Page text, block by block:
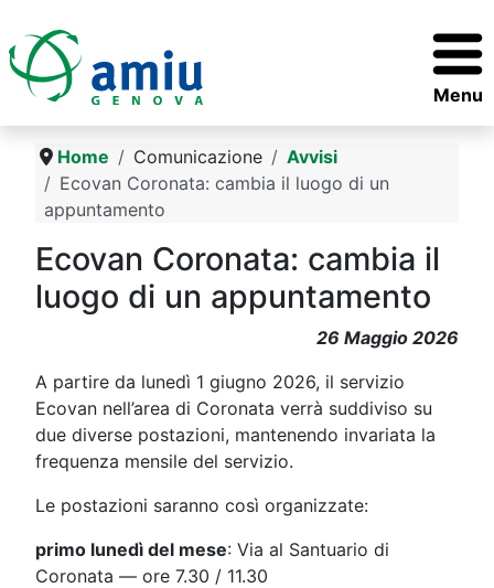
Menu
Home Comunicazione
Avvisi
Ecovan Coronata: cambia il luogo di un
appuntamento
Ecovan Coronata: cambia il
luogo di un appuntamento
26 Maggio 2026
A partire da lunedì 1 giugno 2026, il servizio
Ecovan nell’area di Coronata verrà suddiviso su
due diverse postazioni, mantenendo invariata la
frequenza mensile del servizio.
Le postazioni saranno così organizzate:
primo lunedì del mese: Via al Santuario di
Coronata — ore 7.30 / 11.30